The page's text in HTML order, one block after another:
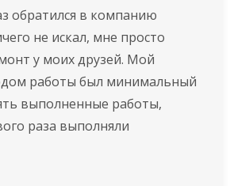
обратился в компанию
не искал, мне просто
у моих друзей. Мой
работы был минимальный
выполненные работы,
раза выполняли